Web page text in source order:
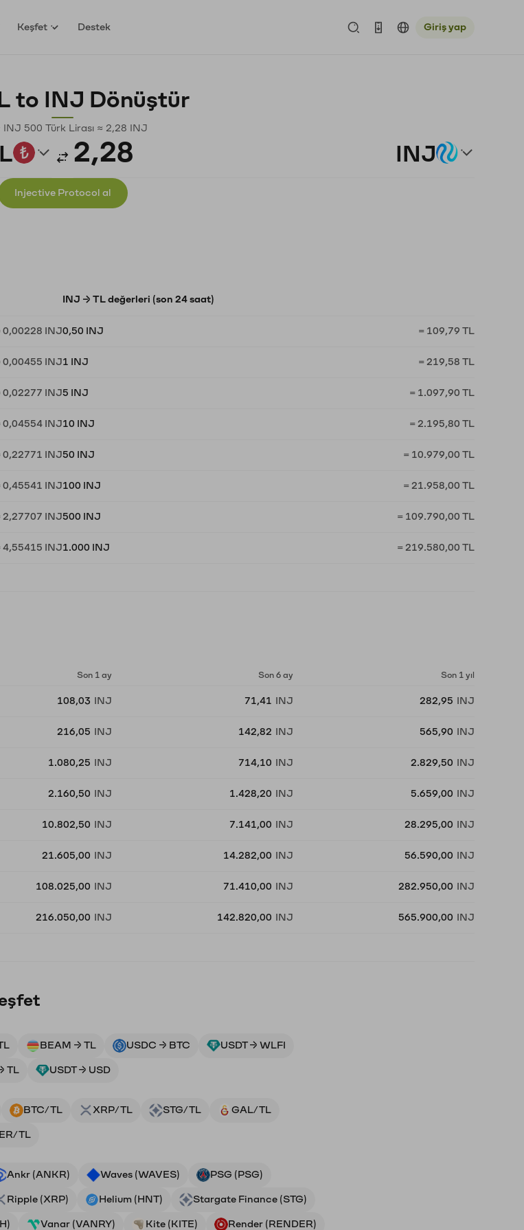
Keşfet Destek Giriş yap
to INJ Dönüştür
500 Türk Lirası ≈ 2,28 INJ
INJ
Injective Protocol al
0,00228 INJ
0,00455 INJ
0,02277 INJ
0,04554 INJ
0,22771 INJ
0,45541 INJ
2,27707 INJ
4,55415 INJ
INJ → TL değerleri (son 24 saat)
0,50 INJ = 109,79 TL
1 INJ = 219,58 TL
5 INJ = 1.097,90 TL
10 INJ = 2.195,80 TL
50 INJ = 10.979,00 TL
100 INJ = 21.958,00 TL
500 INJ = 109.790,00 TL
1.000 INJ = 219.580,00 TL
Son 1 ay Son 6 ay Son 1 yıl
108,03 INJ 71,41 INJ 282,95 INJ
216,05 INJ 142,82 INJ 565,90 INJ
1.080,25 INJ 714,10 INJ 2.829,50 INJ
2.160,50 INJ 1.428,20 INJ 5.659,00 INJ
10.802,50 INJ 7.141,00 INJ 28.295,00 INJ
21.605,00 INJ 14.282,00 INJ 56.590,00 INJ
108.025,00 INJ 71.410,00 INJ 282.950,00 INJ
216.050,00 INJ 142.820,00 INJ 565.900,00 INJ
BEAM → TL USDC → BTC USDT → WLFI
TL
USDT → USD
BTC/TL XRP/TL STG/TL GAL/TL
TL
Ankr (ANKR) Waves (WAVES) PSG (PSG)
Ripple (XRP) Helium (HNT) Stargate Finance (STG)
Vanar (VANRY) Kite (KITE)
Render (RENDER)